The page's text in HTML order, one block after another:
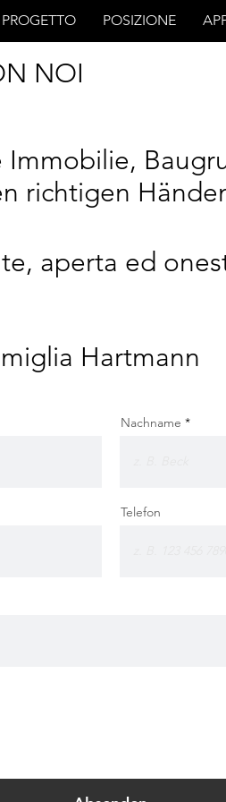
PROGETTO POSIZIONE
NOI
Immobilie,
richtigen
aperta ed
Hartmann
Nachname
Telefon